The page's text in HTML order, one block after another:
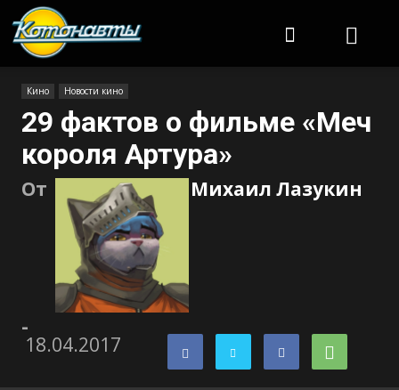
Кино Новости кино
29 фактов о фильме «Меч
короля Артура»
От Михаил Лазукин
-
18.04.2017